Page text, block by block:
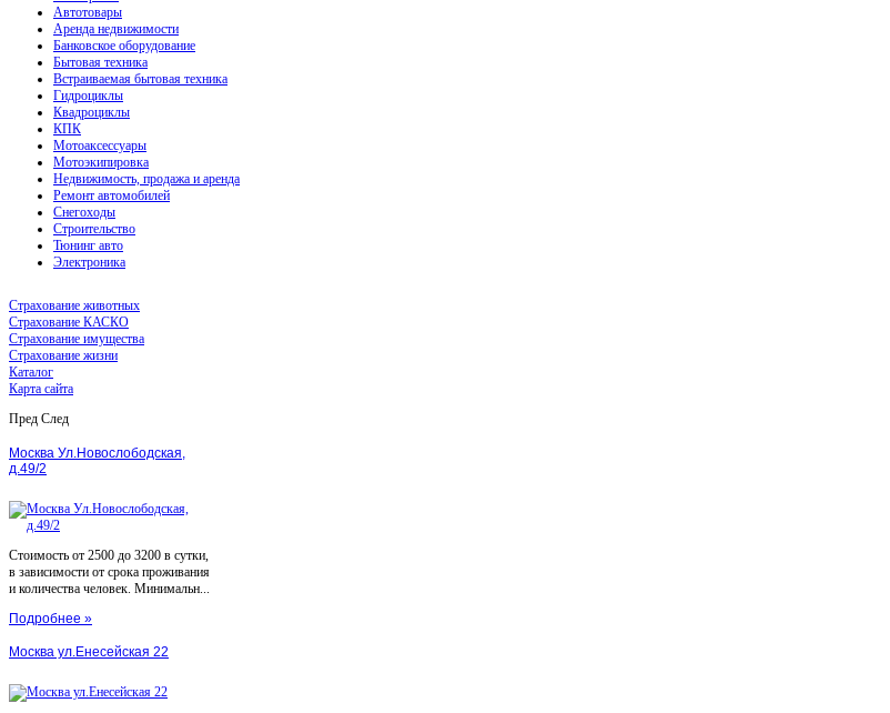
Автотовары
Аренда недвижимости
Банковское оборудование
Бытовая техника
Встраиваемая бытовая техника
Гидроциклы
Квадроциклы
КПК
Мотоаксессуары
Мотоэкипировка
Недвижимость, продажа и аренда
Ремонт автомобилей
Снегоходы
Строительство
Тюнинг авто
Электроника
Страхование животных
Страхование КАСКО
Страхование имущества
Страхование жизни
Каталог
Карта сайта
Пред След
Москва Ул.Новослободская,
д.49/2
Стоимость от 2500 до 3200 в сутки,
в зависимости от срока проживания
и количества человек. Минимальн...
Подробнее »
Москва ул.Енесейская 22